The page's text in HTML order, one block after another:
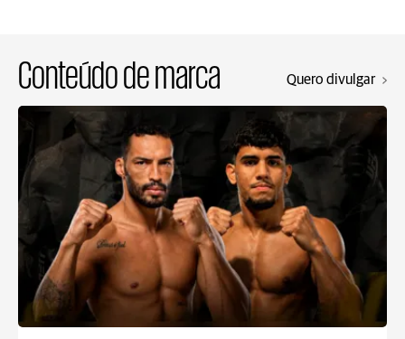
Conteúdo de marca Quero divulgar